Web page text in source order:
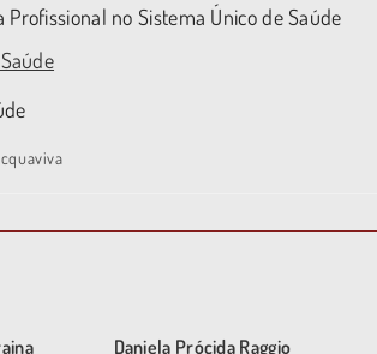
no Sistema Único de Saúde
Daniela Prócida Raggio